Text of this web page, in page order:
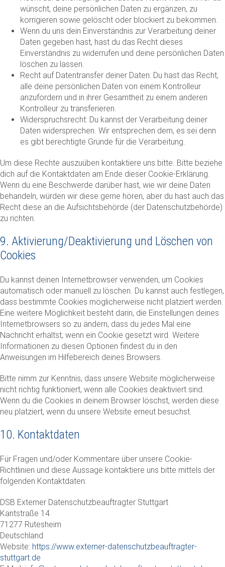
wünscht, deine persönlichen Daten zu ergänzen, zu
korrigieren sowie gelöscht oder blockiert zu bekommen.
Wenn du uns dein Einverständnis zur Verarbeitung deiner
Daten gegeben hast, hast du das Recht dieses
Einverständnis zu widerrufen und deine persönlichen Daten
löschen zu lassen.
Recht auf Datentransfer deiner Daten: Du hast das Recht,
alle deine persönlichen Daten von einem Kontrolleur
anzufordern und in ihrer Gesamtheit zu einem anderen
Kontrolleur zu transferieren.
Widerspruchsrecht: Du kannst der Verarbeitung deiner
Daten widersprechen. Wir entsprechen dem, es sei denn
es gibt berechtigte Gründe für die Verarbeitung.
Um diese Rechte auszuüben kontaktiere uns bitte. Bitte beziehe
dich auf die Kontaktdaten am Ende dieser Cookie-Erklärung.
Wenn du eine Beschwerde darüber hast, wie wir deine Daten
behandeln, würden wir diese gerne hören, aber du hast auch das
Recht diese an die Aufsichtsbehörde (der Datenschutzbehörde)
zu richten.
9. Aktivierung/Deaktivierung und Löschen von
Cookies
Du kannst deinen Internetbrowser verwenden, um Cookies
automatisch oder manuell zu löschen. Du kannst auch festlegen,
dass bestimmte Cookies möglicherweise nicht platziert werden.
Eine weitere Möglichkeit besteht darin, die Einstellungen deines
Internetbrowsers so zu ändern, dass du jedes Mal eine
Nachricht erhältst, wenn ein Cookie gesetzt wird. Weitere
Informationen zu diesen Optionen findest du in den
Anweisungen im Hilfebereich deines Browsers.
Bitte nimm zur Kenntnis, dass unsere Website möglicherweise
nicht richtig funktioniert, wenn alle Cookies deaktiviert sind.
Wenn du die Cookies in deinem Browser löschst, werden diese
neu platziert, wenn du unsere Website erneut besuchst.
10. Kontaktdaten
Für Fragen und/oder Kommentare über unsere Cookie-
Richtlinien und diese Aussage kontaktiere uns bitte mittels der
folgenden Kontaktdaten:
DSB Externer Datenschutzbeauftragter Stuttgart
Kantstraße 14
71277 Rutesheim
Deutschland
Website: https://www.externer-datenschutzbeauftragter-
stuttgart.de